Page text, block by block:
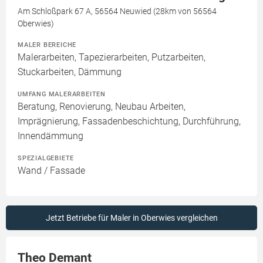
Am Schloßpark 67 A, 56564 Neuwied (28km von 56564
Oberwies)
MALER BEREICHE
Malerarbeiten, Tapezierarbeiten, Putzarbeiten,
Stuckarbeiten, Dämmung
UMFANG MALERARBEITEN
Beratung, Renovierung, Neubau Arbeiten,
Imprägnierung, Fassadenbeschichtung, Durchführung,
Innendämmung
SPEZIALGEBIETE
Wand / Fassade
Jetzt Betriebe für Maler in Oberwies vergleichen
Theo Demant